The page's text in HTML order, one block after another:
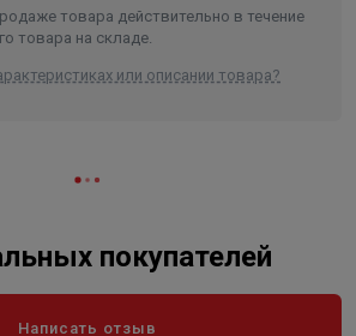
товара действительно в течение
товара на складе.
или описании товара?
покупателей
Написать отзыв